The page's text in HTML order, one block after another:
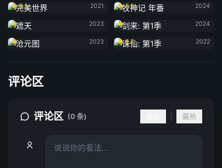
8.5
2021
8.8
2024
遮天
2023
剑来: 第1季
2024
沧元图
2023
诛仙: 第1季
8.3
2022
评论区
评论区 (0 条) 最热